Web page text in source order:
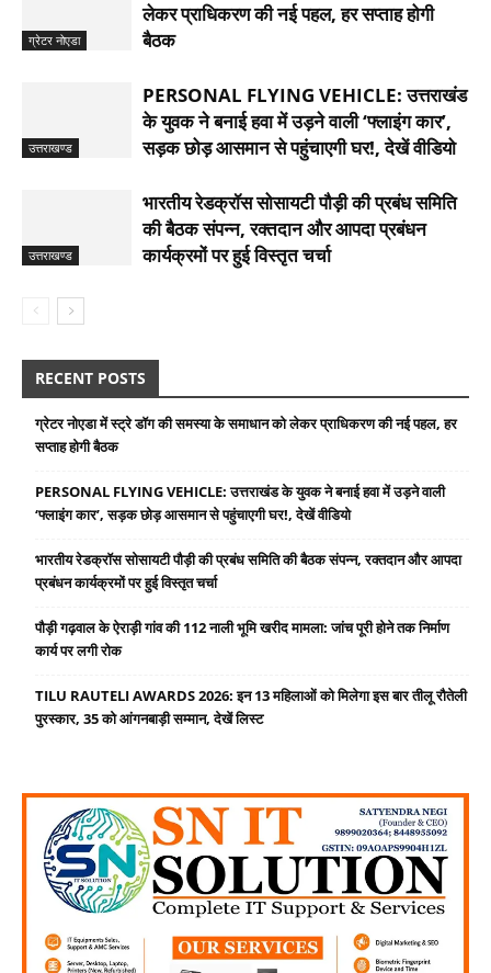
ग्रेटर नोएडा
लेकर प्राधिकरण की नई पहल, हर सप्ताह होगी
बैठक
उत्तराखण्ड
PERSONAL FLYING VEHICLE: उत्तराखंड
के युवक ने बनाई हवा में उड़ने वाली ‘फ्लाइंग कार’,
सड़क छोड़ आसमान से पहुंचाएगी घर!, देखें वीडियो
उत्तराखण्ड
भारतीय रेडक्रॉस सोसायटी पौड़ी की प्रबंध समिति
की बैठक संपन्न, रक्तदान और आपदा प्रबंधन
कार्यक्रमों पर हुई विस्तृत चर्चा
RECENT POSTS
ग्रेटर नोएडा में स्ट्रे डॉग की समस्या के समाधान को लेकर प्राधिकरण की नई पहल, हर
सप्ताह होगी बैठक
PERSONAL FLYING VEHICLE: उत्तराखंड के युवक ने बनाई हवा में उड़ने वाली
‘फ्लाइंग कार’, सड़क छोड़ आसमान से पहुंचाएगी घर!, देखें वीडियो
भारतीय रेडक्रॉस सोसायटी पौड़ी की प्रबंध समिति की बैठक संपन्न, रक्तदान और आपदा
प्रबंधन कार्यक्रमों पर हुई विस्तृत चर्चा
पौड़ी गढ़वाल के ऐराड़ी गांव की 112 नाली भूमि खरीद मामला: जांच पूरी होने तक निर्माण
कार्य पर लगी रोक
TILU RAUTELI AWARDS 2026: इन 13 महिलाओं को मिलेगा इस बार तीलू रौतेली
पुरस्कार, 35 को आंगनबाड़ी सम्मान, देखें लिस्ट